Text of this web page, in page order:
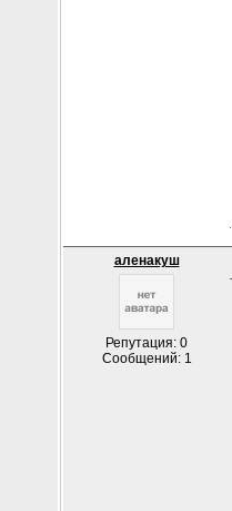
аленакуш
Репутация: 0
Сообщений: 1